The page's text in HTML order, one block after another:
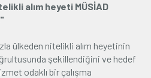
alım heyeti MÜSİAD
ülkeden nitelikli alım heyetinin
şekillendiğini ve hedef
odaklı bir çalışma